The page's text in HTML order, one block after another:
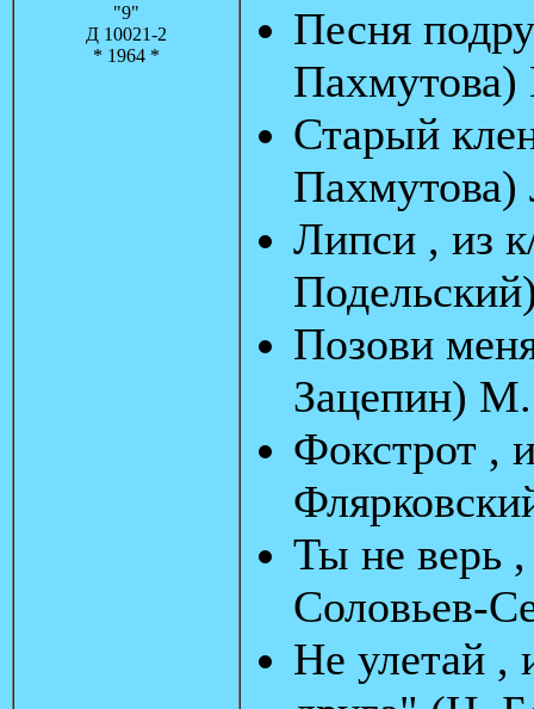
"9"
Д 10021-2
* 1964 *
Песня
Пахмутова)
Старый
Липси , из
Позови
Зацепин) М.
Фокстрот ,
Ты не верь
Соловьев-
Не улетай ,